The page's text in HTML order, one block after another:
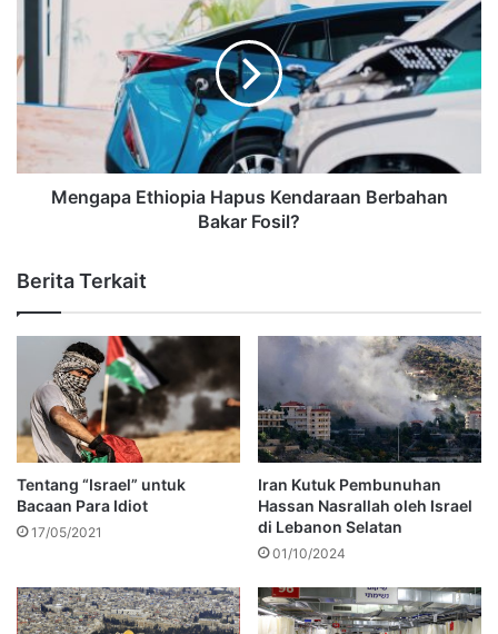
Mengapa Ethiopia Hapus Kendaraan Berbahan
Bakar Fosil?
Berita Terkait
Tentang “Israel” untuk
Bacaan Para Idiot
17/05/2021
Iran Kutuk Pembunuhan
Hassan Nasrallah oleh Israel
di Lebanon Selatan
01/10/2024